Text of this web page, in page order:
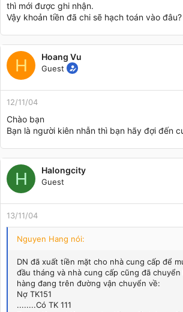
thì mới được ghi nhận.
Vậy khoản tiền đã chi sẽ hạch toán vào đâu?
H Hoang Vu
Guest
12/11/04
Chào bạn
Bạn là người kiên nhẫn thì bạn hãy đợi đến
H Halongcity
Guest
13/11/04
Nguyen Hang nói:
DN đã xuất tiền mặt cho nhà cung cấp để
đầu tháng và nhà cung cấp cũng đã chuyển
hàng đang trên đường vận chuyển về:
Nợ TK151
........Có TK 111